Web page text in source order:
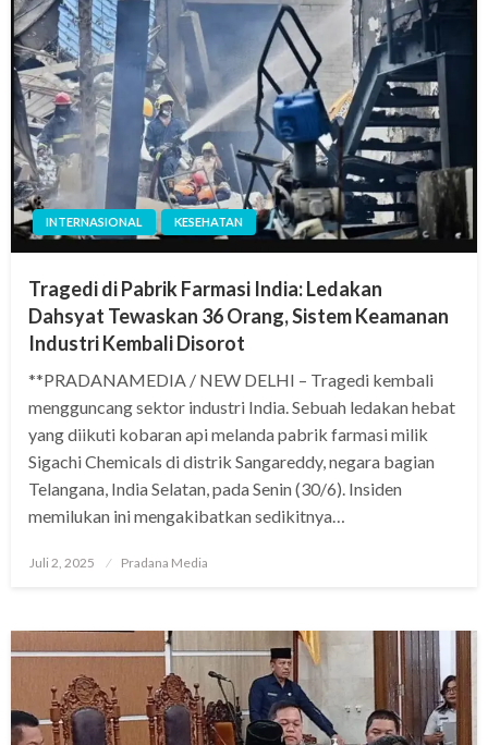
INTERNASIONAL KESEHATAN
Tragedi di Pabrik Farmasi India: Ledakan
Dahsyat Tewaskan 36 Orang, Sistem Keamanan
Industri Kembali Disorot
**PRADANAMEDIA / NEW DELHI – Tragedi kembali
mengguncang sektor industri India. Sebuah ledakan hebat
yang diikuti kobaran api melanda pabrik farmasi milik
Sigachi Chemicals di distrik Sangareddy, negara bagian
Telangana, India Selatan, pada Senin (30/6). Insiden
memilukan ini mengakibatkan sedikitnya…
Juli 2, 2025 Pradana Media